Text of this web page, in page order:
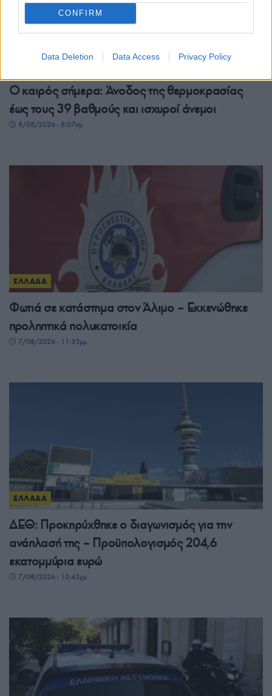
CONFIRM
Data Deletion Data Access Privacy Policy
Ο καιρός σήμερα: Άνοδος της θερμοκρασίας
έως τους 39 βαθμούς και ισχυροί άνεμοι
8/08/2026 - 8:07πμ
ΕΛΛΑΔΑ
Φωτιά σε κατάστημα στον Άλιμο – Εκκενώθηκε
προληπτικά πολυκατοικία
7/08/2026 - 11:33μμ
ΕΛΛΑΔΑ
ΔΕΘ: Προκηρύχθηκε ο διαγωνισμός για την
ανάπλασή της – Προϋπολογισμός 204,6
εκατομμύρια ευρώ
7/08/2026 - 10:43μμ